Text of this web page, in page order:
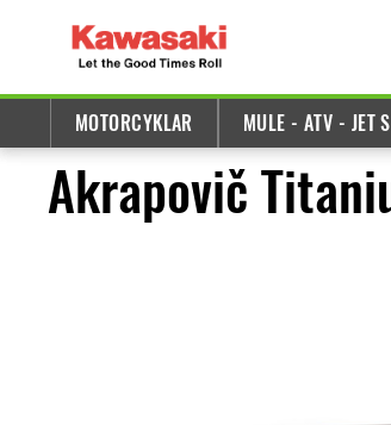
MOTORCYKLAR MULE - ATV - JET
Akrapovič